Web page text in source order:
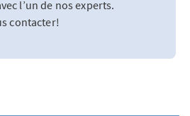
l’un de nos experts.
contacter!